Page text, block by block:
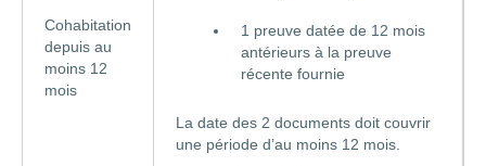
Cohabitation
depuis au
moins 12
mois
1 preuve datée de 12 mois
antérieurs à la preuve
récente fournie
La date des 2 documents doit couvrir
une période d’au moins 12 mois.